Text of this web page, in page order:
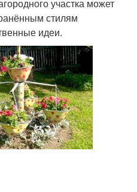
участка может
стилям
идеи.